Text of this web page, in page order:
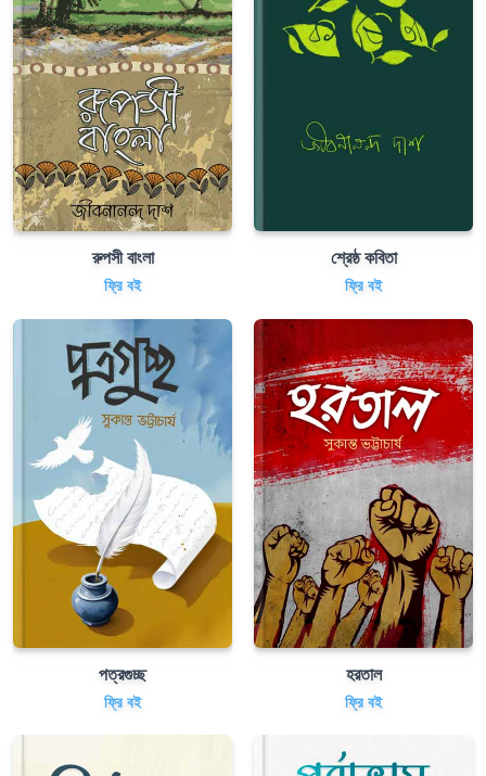
রুপসী বাংলা
ফ্রি বই
শ্রেষ্ঠ কবিতা
ফ্রি বই
পত্রগুচ্ছ
ফ্রি বই
হরতাল
ফ্রি বই